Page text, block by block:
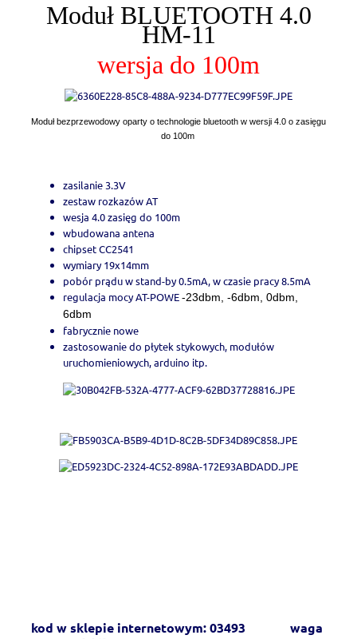
Moduł BLUETOOTH 4.0
HM-11
wersja do 100m
Moduł bezprzewodowy oparty o technologie bluetooth w wersji 4.0 o zasięgu
do 100m
zasilanie 3.3V
zestaw rozkazów AT
wesja 4.0 zasięg do 100m
wbudowana antena
chipset CC2541
wymiary 19x14mm
pobór prądu w stand-by 0.5mA, w czasie pracy 8.5mA
regulacja mocy AT-POWE-23dbm, -6dbm, 0dbm,
6dbm
fabrycznie nowe
zastosowanie do płytek stykowych, modułów
uruchomieniowych, arduino itp.
kod w sklepie internetowym: 03493 waga